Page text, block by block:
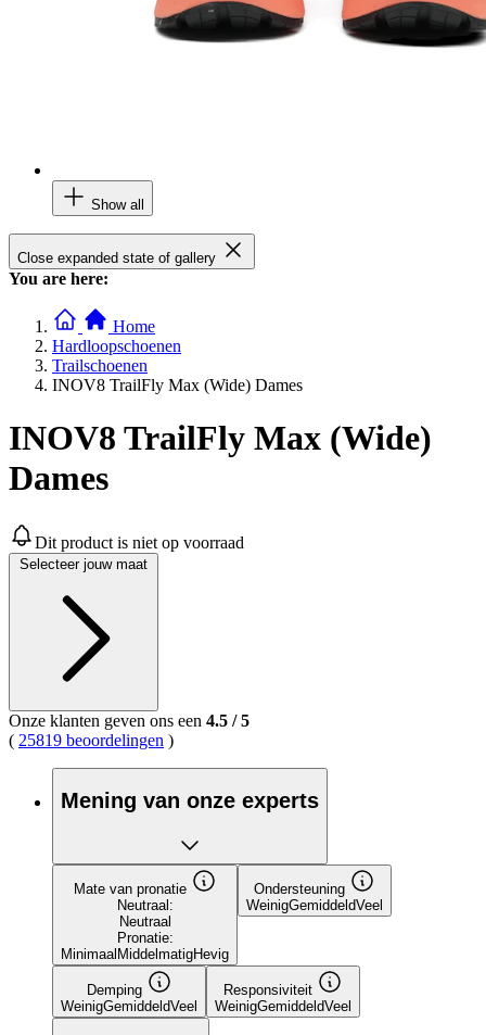
Show all
Close expanded state of gallery
You are here:
Home
Hardloopschoenen
Trailschoenen
INOV8 TrailFly Max (Wide) Dames
INOV8 TrailFly Max (Wide)
Dames
Dit product is niet op voorraad
Selecteer jouw maat
Onze klanten geven ons een 4.5 /5
( 25819 beoordelingen )
Mening van onze experts
Mate van pronatie
Neutraal:
Neutraal
Pronatie:
MinimaalMiddelmatigHevig
Ondersteuning
WeinigGemiddeldVeel
Demping
WeinigGemiddeldVeel
Responsiviteit
WeinigGemiddeldVeel